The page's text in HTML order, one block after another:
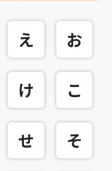
え お
け こ
せ そ